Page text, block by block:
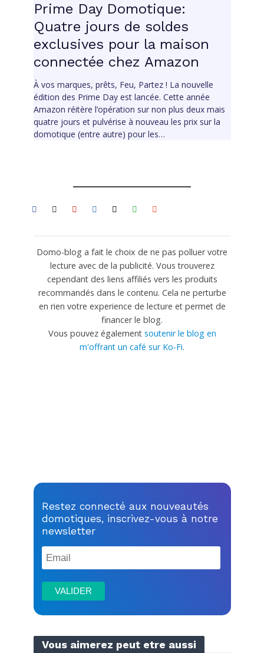
Prime Day Domotique:
Quatre jours de soldes
exclusives pour la maison
connectée chez Amazon
À vos marques, prêts, Feu, Partez ! La nouvelle
édition des Prime Day est lancée. Cette année
Amazon réitère l’opération sur non plus deux mais
quatre jours et pulvérise à nouveau les prix sur la
domotique (entre autre) pour les…
Domo-blog a fait le choix de ne pas polluer votre
lecture avec de la publicité. Vous trouverez
cependant des liens affiliés vers les produits
recommandés dans le contenu. Cela ne perturbe
en rien votre experience de lecture et permet de
financer le blog.
Vous pouvez également soutenir le blog en
m'offrant un café sur Ko-Fi.
Restez connecté aux nouveautés
domotiques, inscrivez-vous à notre
newsletter
Vous aimerez peut etre aussi